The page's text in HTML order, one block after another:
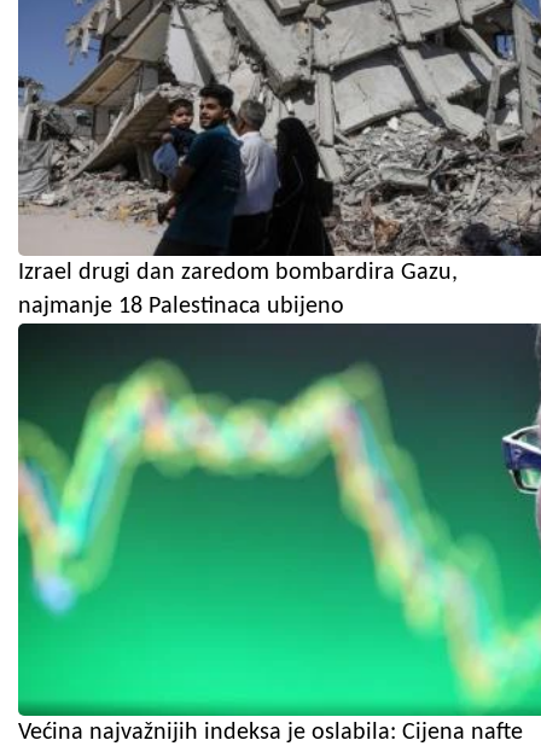
Izrael drugi dan zaredom bombardira Gazu,
najmanje 18 Palestinaca ubijeno
Većina najvažnijih indeksa je oslabila: Cijena nafte